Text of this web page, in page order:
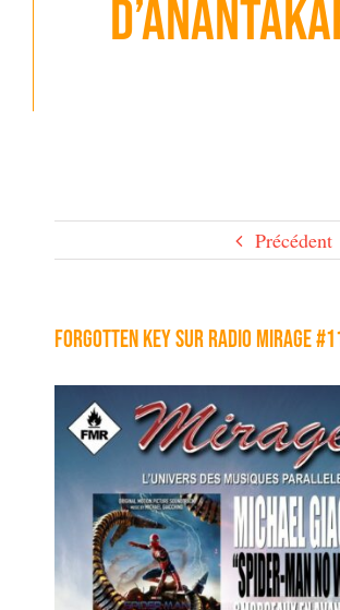
Précédent
Forgotten Key sur radio Mirage
l'image